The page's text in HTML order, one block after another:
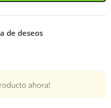
de deseos
ahora!